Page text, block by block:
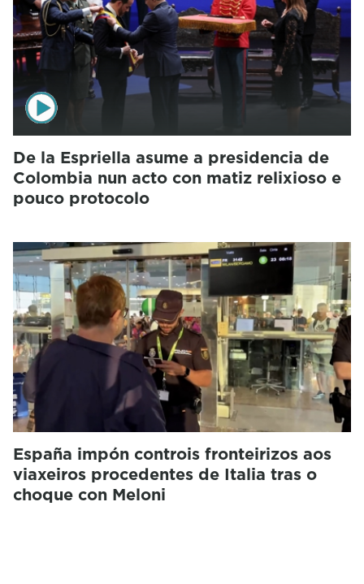
De la Espriella asume a presidencia de
Colombia nun acto con matiz relixioso e
pouco protocolo
España impón controis fronteirizos aos
viaxeiros procedentes de Italia tras o
choque con Meloni